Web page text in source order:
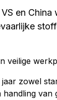
en
veilige
zowel
van